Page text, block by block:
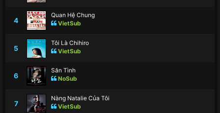
4
Quan Hệ Chung
VietSub
5
Tôi Là Chihiro
VietSub
6
Săn Tình
NoSub
7
Nàng Natalie Của Tôi
VietSub